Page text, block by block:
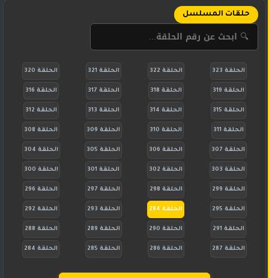
حلقات المسلسل
الحلقة 323 الحلقة 322 الحلقة 321 الحلقة 320
الحلقة 319 الحلقة 318 الحلقة 317 الحلقة 316
الحلقة 315 الحلقة 314 الحلقة 313 الحلقة 312
الحلقة 311 الحلقة 310 الحلقة 309 الحلقة 308
الحلقة 307 الحلقة 306 الحلقة 305 الحلقة 304
الحلقة 303 الحلقة 302 الحلقة 301 الحلقة 300
الحلقة 299 الحلقة 298 الحلقة 297 الحلقة 296
الحلقة 295 الحلقة 294 الحلقة 293 الحلقة 292
الحلقة 291 الحلقة 290 الحلقة 289 الحلقة 288
الحلقة 287 الحلقة 286 الحلقة 285 الحلقة 284